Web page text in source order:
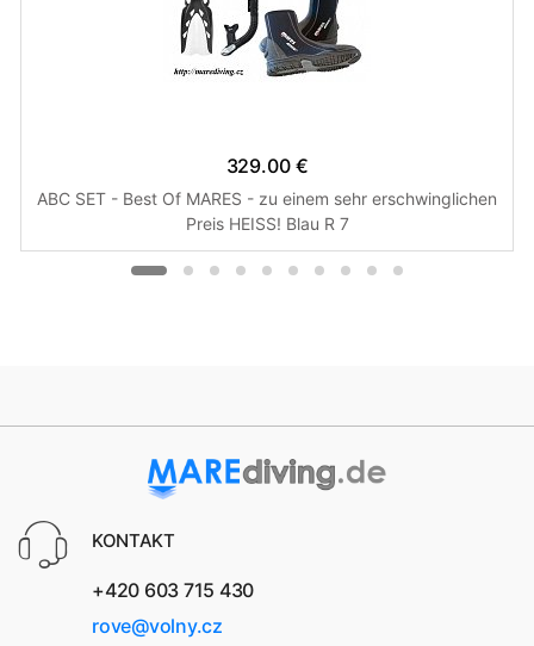
329.00 €
ABC SET - Best Of MARES - zu einem sehr erschwinglichen
Preis HEISS! Blau R 7
KONTAKT
+420 603 715 430
rove@volny.cz